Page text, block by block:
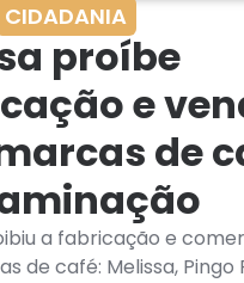
CIDADANIA
proíbe
e
de
a fabricação e
de café: Melissa, Pingo